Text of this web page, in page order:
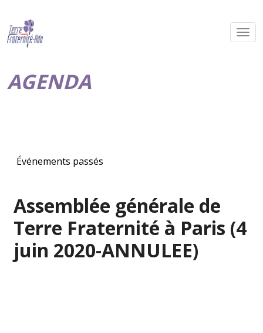
AGENDA
Événements passés
Assemblée générale de
Terre Fraternité à Paris (4
juin 2020-ANNULEE)